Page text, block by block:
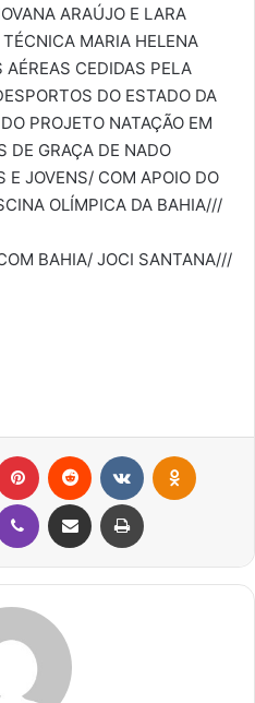
ARAÚJO E LARA
MARIA HELENA
CEDIDAS PELA
DO ESTADO DA
PROJETO NATAÇÃO EM
DE GRAÇA DE NADO
E JOVENS/ COM APOIO DO
OLÍMPICA DA BAHIA///
BAHIA/ JOCI SANTANA///
Pinterest Reddit
Viber Compartilhar via e-mail Imprimir